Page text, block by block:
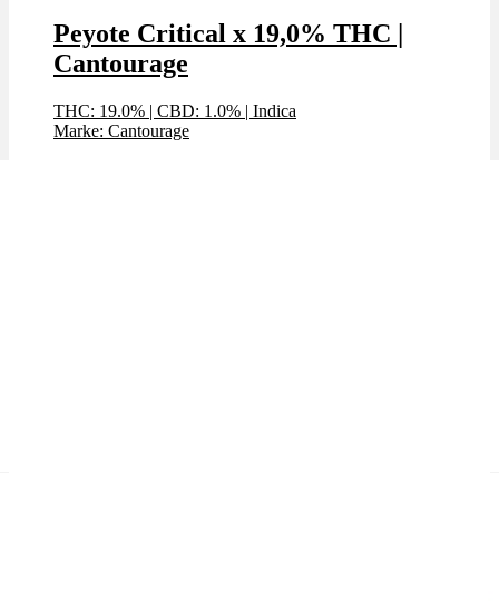
Peyote Critical x 19,0% THC |
Cantourage
THC: 19.0% | CBD: 1.0% | Indica
Marke: Cantourage